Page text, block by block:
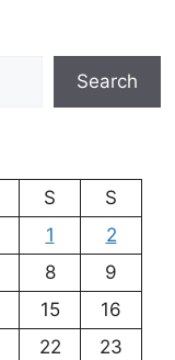
Search
S
S
1
2
8
9
15
16
22 23